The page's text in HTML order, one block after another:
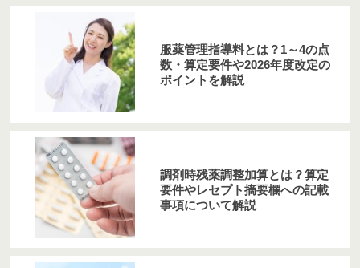
服薬管理指導料とは？1～4の点
数・算定要件や2026年度改定の
ポイントを解説
調剤時残薬調整加算とは？算定
要件やレセプト摘要欄への記載
事項について解説